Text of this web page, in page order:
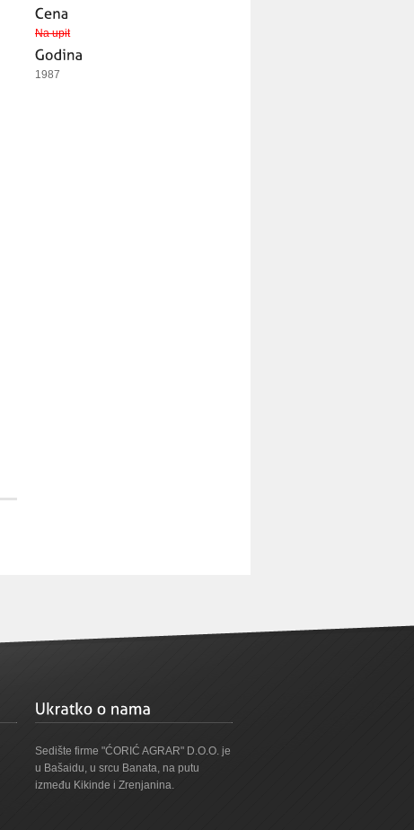
Na upit
1987
Sedište firme "ĆORIĆ AGRAR" D.O.O. je
u Bašaidu, u srcu Banata, na putu
između Kikinde i Zrenjanina.